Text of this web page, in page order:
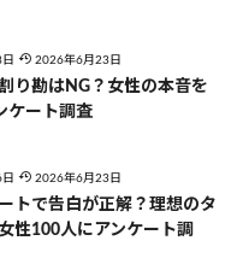
2026年6月23日
り勘はNG？女性の本音を
ケート調査
2026年6月23日
トで告白が正解？理想のタ
性100人にアンケート調